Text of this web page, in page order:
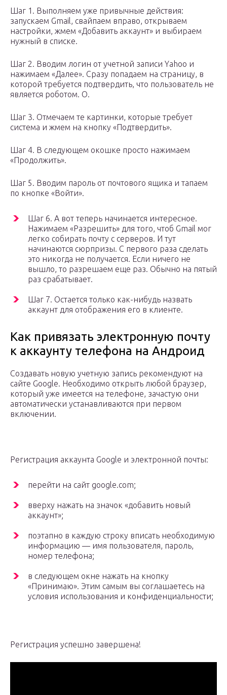
Шаг 1. Выполняем уже привычные действия:
запускаем Gmail, свайпаем вправо, открываем
настройки, жмем «Добавить аккаунт» и выбираем
нужный в списке.
Шаг 2. Вводим логин от учетной записи Yahoo и
нажимаем «Далее». Сразу попадаем на страницу, в
которой требуется подтвердить, что пользователь не
является роботом. О.
Шаг 3. Отмечаем те картинки, которые требует
система и жмем на кнопку «Подтвердить».
Шаг 4. В следующем окошке просто нажимаем
«Продолжить».
Шаг 5. Вводим пароль от почтового ящика и тапаем
по кнопке «Войти».
Шаг 6. А вот теперь начинается интересное.
Нажимаем «Разрешить» для того, чтоб Gmail мог
легко собирать почту с серверов. И тут
начинаются сюрпризы. С первого раза сделать
это никогда не получается. Если ничего не
вышло, то разрешаем еще раз. Обычно на пятый
раз срабатывает.
Шаг 7. Остается только как-нибудь назвать
аккаунт для отображения его в клиенте.
Как привязать электронную почту
к аккаунту телефона на Андроид
Создавать новую учетную запись рекомендуют на
сайте Google. Необходимо открыть любой браузер,
который уже имеется на телефоне, зачастую они
автоматически устанавливаются при первом
включении.
Регистрация аккаунта Google и электронной почты:
перейти на сайт google.com;
вверху нажать на значок «добавить новый
аккаунт»;
поэтапно в каждую строку вписать необходимую
информацию — имя пользователя, пароль,
номер телефона;
в следующем окне нажать на кнопку
«Принимаю». Этим самым вы соглашаетесь на
условия использования и конфиденциальности;
Регистрация успешно завершена!